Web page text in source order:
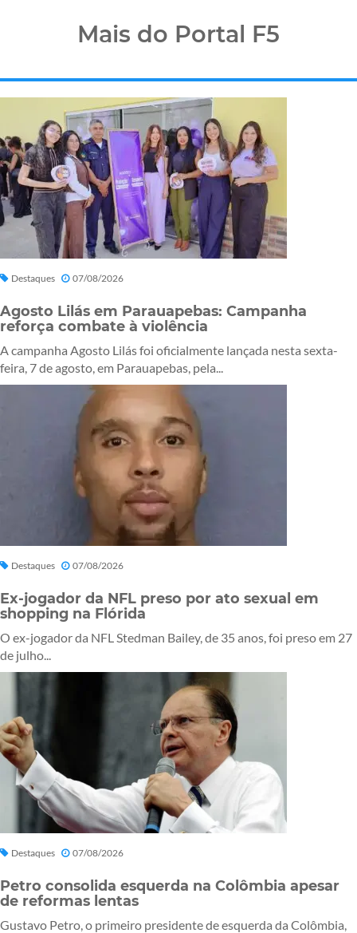
Mais do Portal F5
Destaques 07/08/2026
Agosto Lilás em Parauapebas: Campanha
reforça combate à violência
A campanha Agosto Lilás foi oficialmente lançada nesta sexta-
feira, 7 de agosto, em Parauapebas, pela...
Destaques 07/08/2026
Ex-jogador da NFL preso por ato sexual em
shopping na Flórida
O ex-jogador da NFL Stedman Bailey, de 35 anos, foi preso em 27
de julho...
Destaques 07/08/2026
Petro consolida esquerda na Colômbia apesar
de reformas lentas
Gustavo Petro, o primeiro presidente de esquerda da Colômbia,